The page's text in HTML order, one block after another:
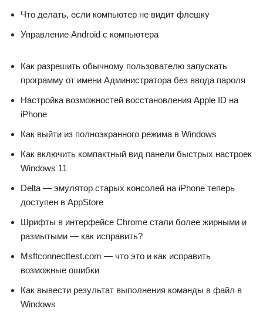
Что делать, если компьютер не видит флешку
Управление Android с компьютера
Как разрешить обычному пользователю запускать
программу от имени Администратора без ввода пароля
Настройка возможностей восстановления Apple ID на
iPhone
Как выйти из полноэкранного режима в Windows
Как включить компактный вид панели быстрых настроек
Windows 11
Delta — эмулятор старых консолей на iPhone теперь
доступен в AppStore
Шрифты в интерфейсе Chrome стали более жирными и
размытыми — как исправить?
Msftconnecttest.com — что это и как исправить
возможные ошибки
Как вывести результат выполнения команды в файл в
Windows